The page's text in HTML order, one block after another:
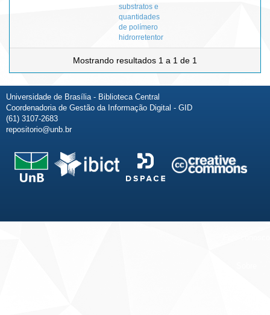
substratos e
quantidades
de polímero
hidrorretentor
Mostrando resultados 1 a 1 de 1
Universidade de Brasília - Biblioteca Central
Coordenadoria de Gestão da Informação Digital - GID
(61) 3107-2683
repositorio@unb.br